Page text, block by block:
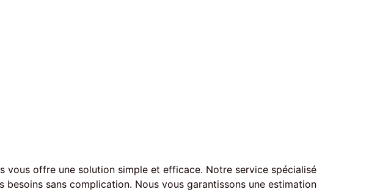
vous offre une solution simple et efficace. Notre service spécialisé
sans complication. Nous vous garantissons une estimation